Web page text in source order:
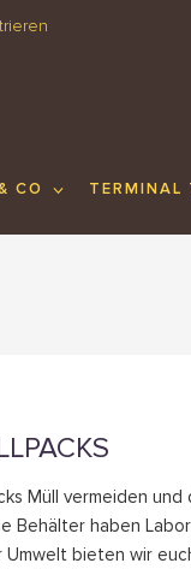
CO TERMINAL
Müll vermeiden
Behälter haben
Umwelt bieten wir